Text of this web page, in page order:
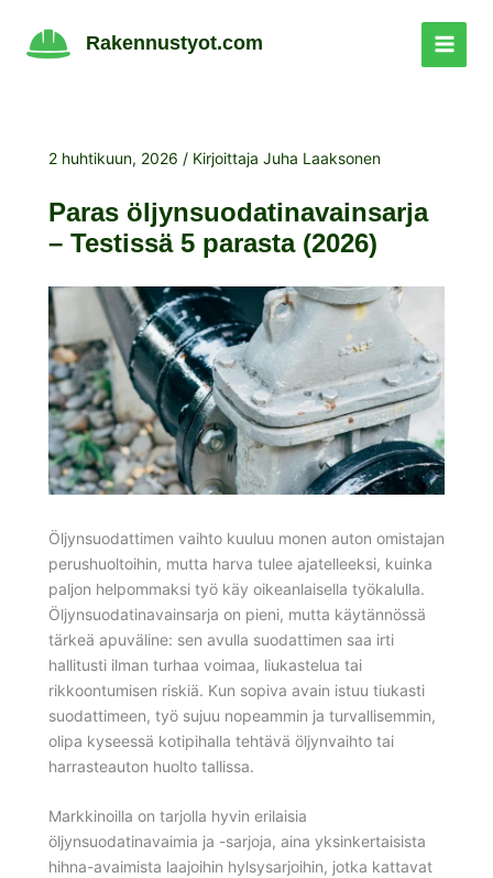
sisältöön
Rakennustyot.com
2 huhtikuun, 2026 / Kirjoittaja Juha Laaksonen
Paras öljynsuodatinavainsarja
– Testissä 5 parasta (2026)
Öljynsuodattimen vaihto kuuluu monen auton omistajan
perushuoltoihin, mutta harva tulee ajatelleeksi, kuinka
paljon helpommaksi työ käy oikeanlaisella työkalulla.
Öljynsuodatinavainsarja on pieni, mutta käytännössä
tärkeä apuväline: sen avulla suodattimen saa irti
hallitusti ilman turhaa voimaa, liukastelua tai
rikkoontumisen riskiä. Kun sopiva avain istuu tiukasti
suodattimeen, työ sujuu nopeammin ja turvallisemmin,
olipa kyseessä kotipihalla tehtävä öljynvaihto tai
harrasteauton huolto tallissa.
Markkinoilla on tarjolla hyvin erilaisia
öljynsuodatinavaimia ja -sarjoja, aina yksinkertaisista
hihna-avaimista laajoihin hylsysarjoihin, jotka kattavat